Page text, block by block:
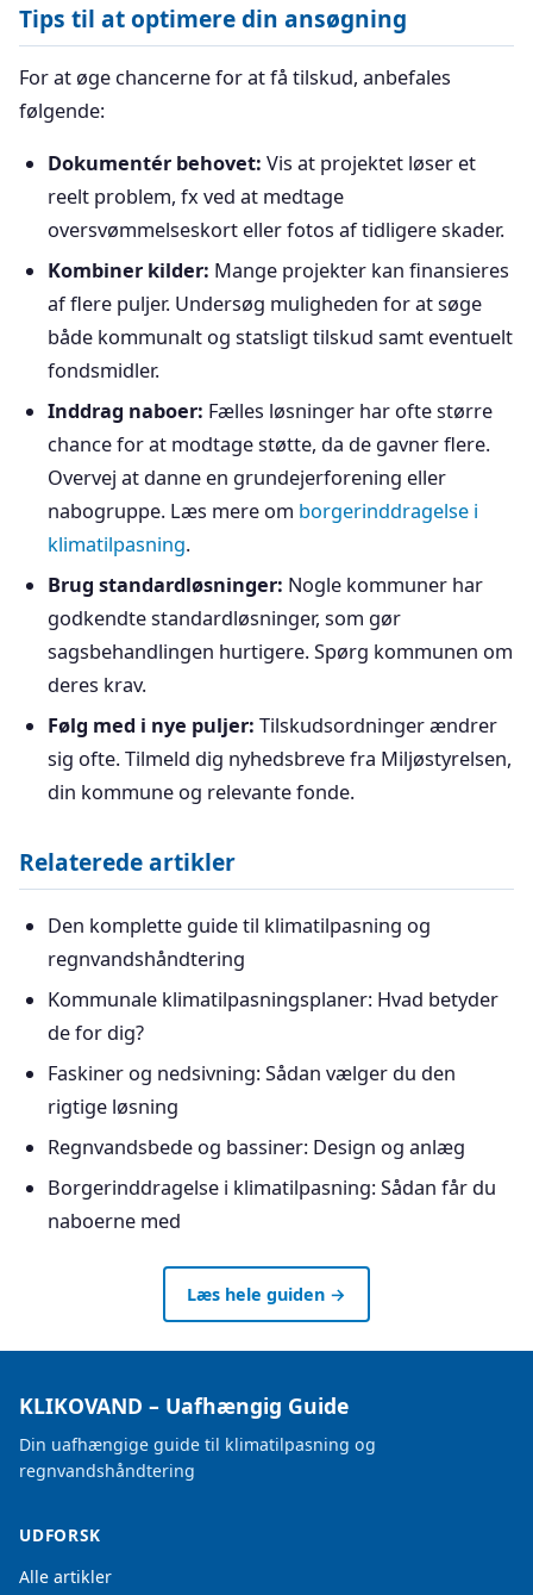
Tips til at optimere din ansøgning
For at øge chancerne for at få tilskud, anbefales
følgende:
Dokumentér behovet: Vis at projektet løser et
reelt problem, fx ved at medtage
oversvømmelseskort eller fotos af tidligere skader.
Kombiner kilder: Mange projekter kan finansieres
af flere puljer. Undersøg muligheden for at søge
både kommunalt og statsligt tilskud samt eventuelt
fondsmidler.
Inddrag naboer: Fælles løsninger har ofte større
chance for at modtage støtte, da de gavner flere.
Overvej at danne en grundejerforening eller
nabogruppe. Læs mere om borgerinddragelse i
klimatilpasning.
Brug standardløsninger: Nogle kommuner har
godkendte standardløsninger, som gør
sagsbehandlingen hurtigere. Spørg kommunen om
deres krav.
Følg med i nye puljer: Tilskudsordninger ændrer
sig ofte. Tilmeld dig nyhedsbreve fra Miljøstyrelsen,
din kommune og relevante fonde.
Relaterede artikler
Den komplette guide til klimatilpasning og
regnvandshåndtering
Kommunale klimatilpasningsplaner: Hvad betyder
de for dig?
Faskiner og nedsivning: Sådan vælger du den
rigtige løsning
Regnvandsbede og bassiner: Design og anlæg
Borgerinddragelse i klimatilpasning: Sådan får du
naboerne med
Læs hele guiden →
KLIKOVAND – Uafhængig Guide
Din uafhængige guide til klimatilpasning og
regnvandshåndtering
UDFORSK
Alle artikler